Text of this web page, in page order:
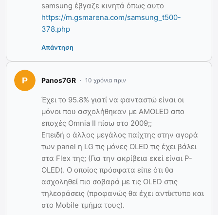
samsung έβγαζε κινητά όπως αυτο
https://m.gsmarena.com/samsung_t500-
378.php
Απάντηση
Panos7GR 10 χρόνια πριν
Έχει το 95.8% γιατί να φανταστώ είναι οι
μόνοι που ασχολήθηκαν με AMOLED απο
εποχές Omnia II πίσω στο 2009;;
Επειδή ο άλλος μεγάλος παίχτης στην αγορά
των panel η LG τις μόνες OLED τις έχει βάλει
στα Flex της; (Για την ακρίβεια εκεί είναι P-
OLED). Ο οποίος πρόσφατα είπε ότι θα
ασχοληθεί πιο σοβαρά με τις OLED στις
τηλεοράσεις (προφανώς θα έχει αντίκτυπο και
στο Mobile τμήμα τους).